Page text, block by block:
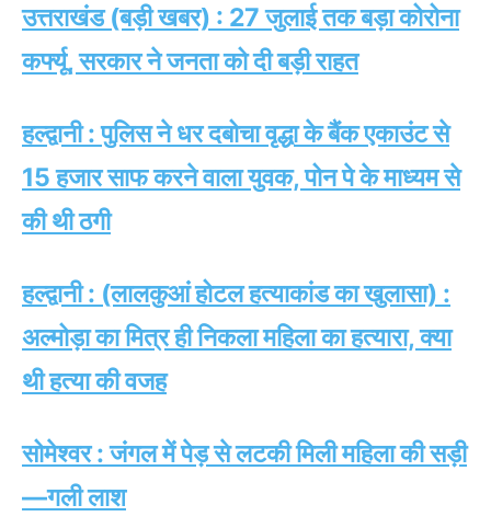
उत्तराखंड (बड़ी खबर) : 27 जुलाई तक बड़ा कोरोना
कर्फ्यू, सरकार ने जनता को दी बड़ी राहत
हल्द्वानी : पुलिस ने धर दबोचा वृद्धा के बैंक एकाउंट से
15 हजार साफ करने वाला युवक, पोन पे के माध्यम से
की थी ठगी
हल्द्वानी : (लालकुआं होटल हत्याकांड का खुलासा) :
अल्मोड़ा का मित्र ही निकला महिला का हत्यारा, क्या
थी हत्या की वजह
सोमेश्वर : जंगल में पेड़ से लटकी मिली महिला की सड़ी
—गली लाश